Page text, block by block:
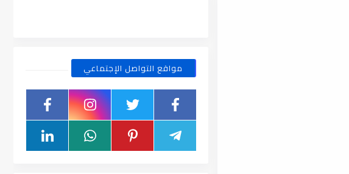
مواقع التواصل الإجتماعي